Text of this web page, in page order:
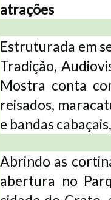
atrações
Estruturada em
Tradição,
Mostra conta
reisados,
e bandas
Abrindo as
abertura no